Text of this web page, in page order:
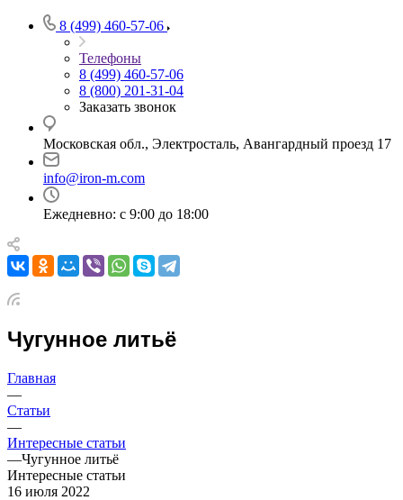
8 (499) 460-57-06
Телефоны
8 (499) 460-57-06
8 (800) 201-31-04
Заказать звонок
Московская обл., Электросталь, Авангардный проезд 17
info@iron-m.com
Ежедневно: с 9:00 до 18:00
Чугунное литьё
Главная
—
Статьи
—
Интересные статьи
—Чугунное литьё
Интересные статьи
16 июля 2022